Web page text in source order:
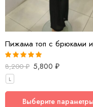
Оценка5.00
из 5
8,200₽ 5,800 ₽
L
Выберите параметры